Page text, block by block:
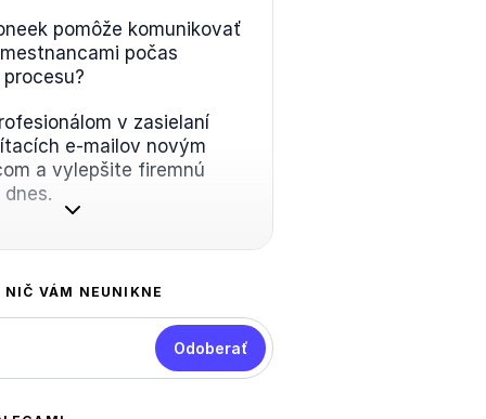
pomôže komunikovať
počas
v zasielaní
e-mailov novým
a vylepšite firemnú
NIČ VÁM NEUNIKNE
Odoberať